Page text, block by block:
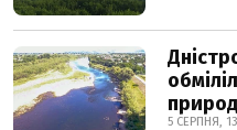
5 СЕРПНЯ,